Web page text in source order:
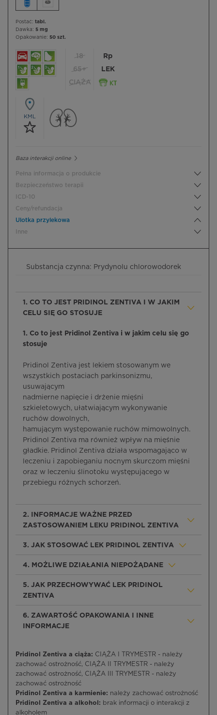
Postać: tabl.
Dawka: 5 mg
Opakowanie: 50 szt.
18
65+
CIĄŻA
Rp
LEK
KML
Baza interakcji online
Pełna informacja o produkcie
Bezpieczeństwo terapii
ICD-10
Ceny/refundacja
Ulotka przylekowa
Inne
Substancja czynna: Prydynolu chlorowodorek
1. CO TO JEST PRIDINOL ZENTIVA I W JAKIM
CELU SIĘ GO STOSUJE
1. Co to jest Pridinol Zentiva i w jakim celu się go
stosuje
Pridinol Zentiva jest lekiem stosowanym we
wszystkich postaciach parkinsonizmu,
usuwającym
nadmierne napięcie i drżenie mięśni
szkieletowych, ułatwiającym wykonywanie
ruchów dowolnych,
hamującym występowanie ruchów mimowolnych.
Pridinol Zentiva ma również wpływ na mięśnie
gładkie. Pridinol Zentiva działa wspomagająco w
leczeniu i zapobieganiu nocnym skurczom mięśni
oraz w leczeniu ślinotoku występującego w
przebiegu różnych schorzeń.
2. INFORMACJE WAŻNE PRZED
ZASTOSOWANIEM LEKU PRIDINOL ZENTIVA
3. JAK STOSOWAĆ LEK PRIDINOL ZENTIVA
4. MOŻLIWE DZIAŁANIA NIEPOŻĄDANE
5. JAK PRZECHOWYWAĆ LEK PRIDINOL
ZENTIVA
6. ZAWARTOŚĆ OPAKOWANIA I INNE
INFORMACJE
Pridinol Zentiva a ciąża: CIĄŻA I TRYMESTR - należy
zachować ostrożność, CIĄŻA II TRYMESTR - należy
zachować ostrożność, CIĄŻA III TRYMESTR - należy
zachować ostrożność
Pridinol Zentiva a karmienie: należy zachować ostrożność
Pridinol Zentiva a alkohol: brak informacji o interakcji z
alkoholem